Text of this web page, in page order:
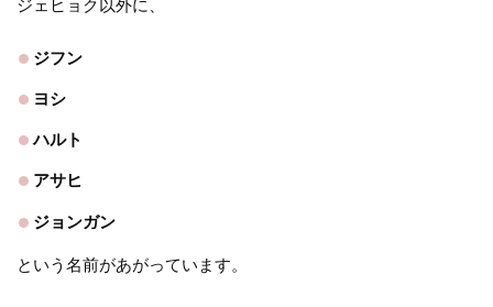
ジェヒョク以外に、
ジフン
ヨシ
ハルト
アサヒ
ジョンガン
という名前があがっています。